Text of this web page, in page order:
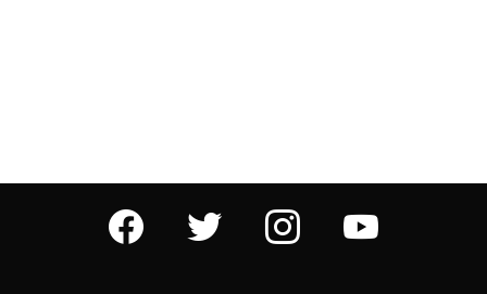
facebook twitter instagram youtube